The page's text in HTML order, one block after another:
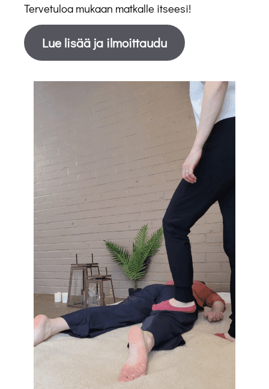
Tervetuloa mukaan matkalle itseesi!
Lue lisää ja ilmoittaudu